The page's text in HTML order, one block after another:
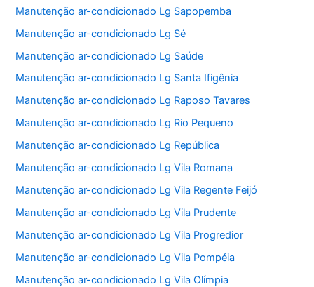
Manutenção ar-condicionado Lg Sapopemba
Manutenção ar-condicionado Lg Sé
Manutenção ar-condicionado Lg Saúde
Manutenção ar-condicionado Lg Santa Ifigênia
Manutenção ar-condicionado Lg Raposo Tavares
Manutenção ar-condicionado Lg Rio Pequeno
Manutenção ar-condicionado Lg República
Manutenção ar-condicionado Lg Vila Romana
Manutenção ar-condicionado Lg Vila Regente Feijó
Manutenção ar-condicionado Lg Vila Prudente
Manutenção ar-condicionado Lg Vila Progredior
Manutenção ar-condicionado Lg Vila Pompéia
Manutenção ar-condicionado Lg Vila Olímpia